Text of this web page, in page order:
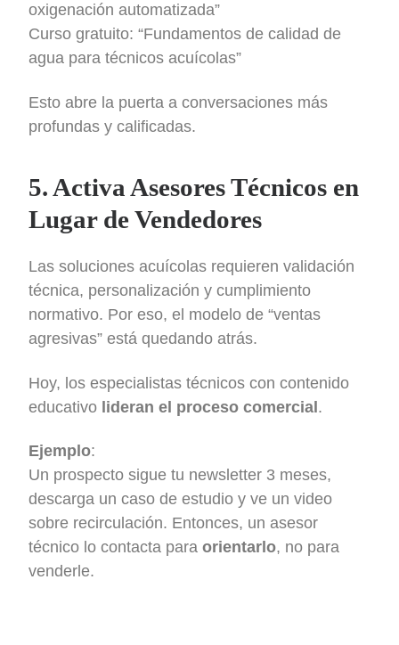
oxigenación automatizada”
Curso gratuito: “Fundamentos de calidad de
agua para técnicos acuícolas”
Esto abre la puerta a conversaciones más
profundas y calificadas.
5. Activa Asesores Técnicos en
Lugar de Vendedores
Las soluciones acuícolas requieren validación
técnica, personalización y cumplimiento
normativo. Por eso, el modelo de “ventas
agresivas” está quedando atrás.
Hoy, los especialistas técnicos con contenido
educativo lideran el proceso comercial.
Ejemplo:
Un prospecto sigue tu newsletter 3 meses,
descarga un caso de estudio y ve un video
sobre recirculación. Entonces, un asesor
técnico lo contacta paraorientarlo, no para
venderle.